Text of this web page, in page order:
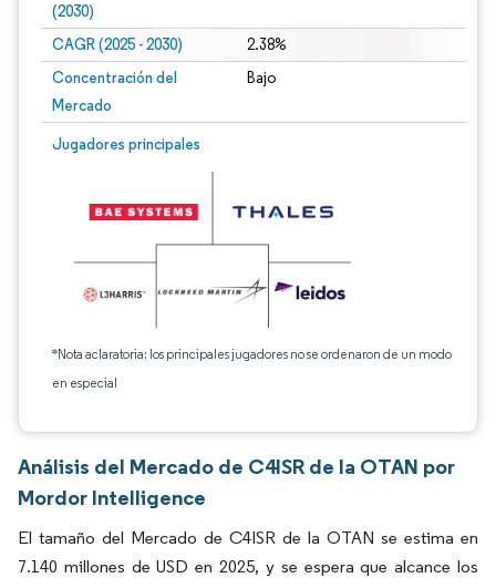
(2030)
CAGR (2025 - 2030) 2.38%
Concentración del
Mercado
Bajo
Jugadores principales
*Nota aclaratoria: los principales jugadores no se ordenaron de un modo
en especial
Análisis del Mercado de C4ISR de la OTAN por
Mordor Intelligence
El tamaño del Mercado de C4ISR de la OTAN se estima en
7.140 millones de USD en 2025, y se espera que alcance los